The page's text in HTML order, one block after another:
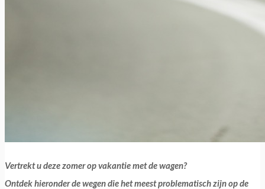
Vertrekt u deze zomer op vakantie met de wagen?
Ontdek hieronder de wegen die het meest problematisch zijn op de